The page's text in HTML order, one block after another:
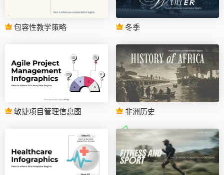
包容性教学策略 冬季
敏捷项目管理信息图 非洲历史